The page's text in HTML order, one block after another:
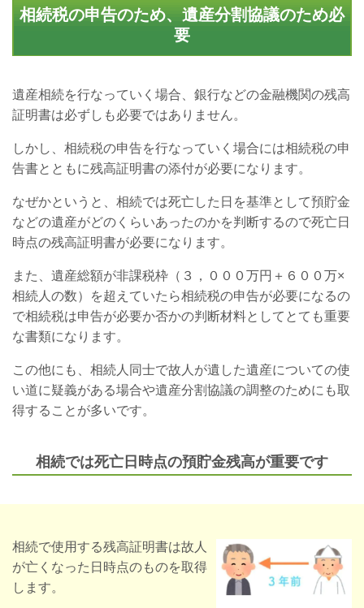
相続税の申告のため、遺産分割協議のため必
要
遺産相続を行なっていく場合、銀行などの金融機関の残高
証明書は必ずしも必要ではありません。
しかし、相続税の申告を行なっていく場合には相続税の申
告書とともに残高証明書の添付が必要になります。
なぜかというと、相続では死亡した日を基準として預貯金
などの遺産がどのくらいあったのかを判断するので死亡日
時点の残高証明書が必要になります。
また、遺産総額が非課税枠（３，０００万円＋６００万×
相続人の数）を超えていたら相続税の申告が必要になるの
で相続税は申告が必要か否かの判断材料としてとても重要
な書類になります。
この他にも、相続人同士で故人が遺した遺産についての使
い道に疑義がある場合や遺産分割協議の調整のためにも取
得することが多いです。
相続では死亡日時点の預貯金残高が重要です
相続で使用する残高証明書は故人
が亡くなった日時点のものを取得
します。